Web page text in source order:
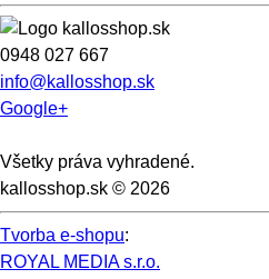
0948 027 667
info@kallosshop.sk
Google+
Všetky práva vyhradené.
kallosshop.sk © 2026
Tvorba e-shopu:
ROYAL MEDIA s.r.o.